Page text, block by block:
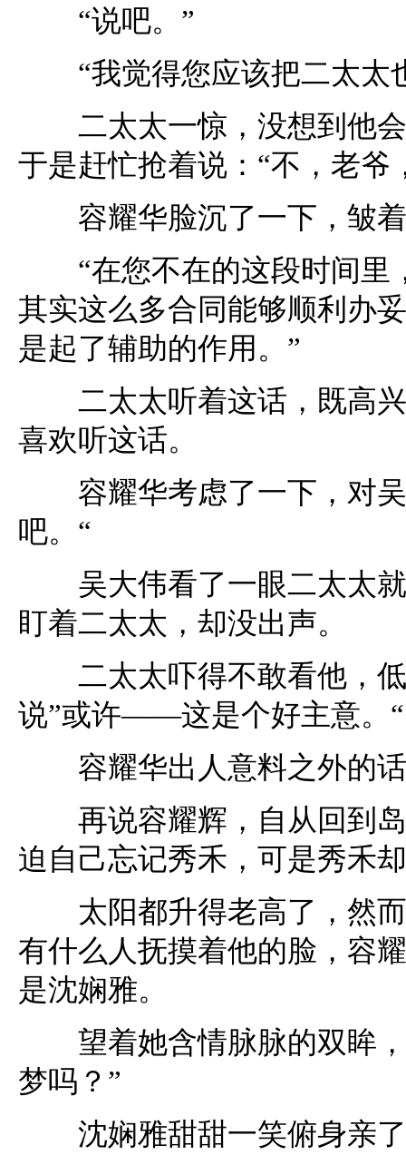
“说吧。”
“我觉得您应该把二太太
二太太一惊，没想到他会
于是赶忙抢着说：“不，老爷
容耀华脸沉了一下，皱着
“在您不在的这段时间里
其实这么多合同能够顺利办
是起了辅助的作用。”
二太太听着这话，既高兴
喜欢听这话。
容耀华考虑了一下，对吴
吧。“
吴大伟看了一眼二太太就
盯着二太太，却没出声。
二太太吓得不敢看他，
说”或许——这是个好主意。“
容耀华出人意料之外的话
再说容耀辉，自从回到岛
迫自己忘记秀禾，可是秀禾
太阳都升得老高了，然而
有什么人抚摸着他的脸，容
是沈娴雅。
望着她含情脉脉的双眸，
梦吗？”
沈娴雅甜甜一笑俯身亲了